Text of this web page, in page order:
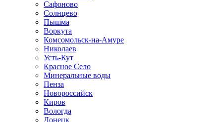
Сафоново
Солнцево
Пышма
Воркута
Комсомольск-на-Амуре
Николаев
Усть-Кут
Красное Село
Минеральные воды
Пенза
Новороссийск
Киров
Вологда
Донецк